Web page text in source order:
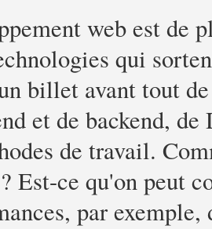
web est de
qui
billet avant tout
et de backend, de
de travail.
Est-ce qu'on peut
par exemple,